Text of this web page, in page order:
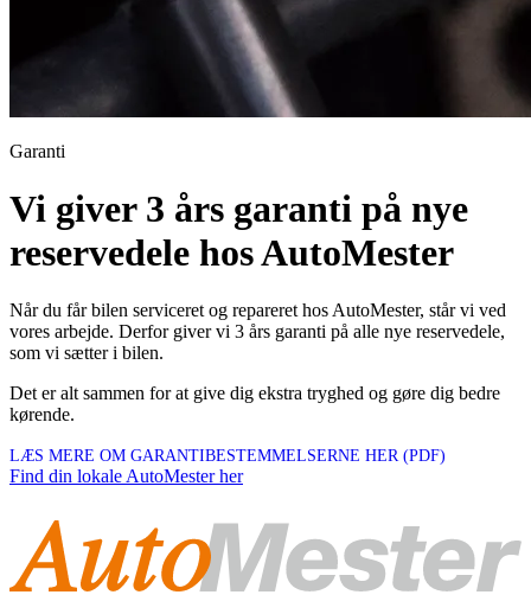
Garanti
Vi giver 3 års garanti på nye
reservedele hos AutoMester
Når du får bilen serviceret og repareret hos AutoMester, står vi ved
vores arbejde. Derfor giver vi 3 års garanti på alle nye reservedele,
som vi sætter i bilen.
Det er alt sammen for at give dig ekstra tryghed og gøre dig bedre
kørende.
LÆS MERE OM GARANTIBESTEMMELSERNE HER (PDF)
Find din lokale AutoMester her